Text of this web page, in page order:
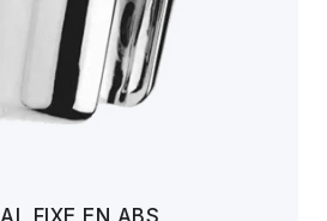
FIXE EN ABS